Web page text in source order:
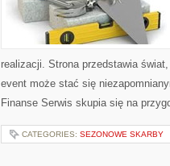
realizacji. Strona przedstawia
event może stać się
Finanse Serwis skupia się na
CATEGORIES: SEZONOWE SKARBY